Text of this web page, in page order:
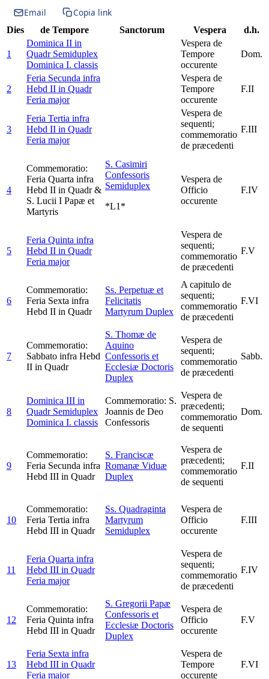
Email
Copia link
Dies de Tempore Sanctorum Vespera d.h.
1
Dominica II in
Quadr Semiduplex
Dominica I. classis
Vespera de
Tempore
occurente
Dom.
2
Feria Secunda infra
Hebd II in Quadr
Feria major
Vespera de
Tempore
occurente
F.II
3
Feria Tertia infra
Hebd II in Quadr
Feria major
Vespera de
sequenti;
commemoratio
de præcedenti
F.III
4
Commemoratio:
Feria Quarta infra
Hebd II in Quadr &
S. Lucii I Papæ et
Martyris
S. Casimiri
Confessoris
Semiduplex
*L1*
Vespera de
Officio
occurente
F.IV
5
Feria Quinta infra
Hebd II in Quadr
Feria major
Vespera de
sequenti;
commemoratio
de præcedenti
F.V
6
Commemoratio:
Feria Sexta infra
Hebd II in Quadr
Ss. Perpetuæ et
Felicitatis
Martyrum Duplex
A capitulo de
sequenti;
commemoratio
de præcedenti
F.VI
7
Commemoratio:
Sabbato infra Hebd
II in Quadr
S. Thomæ de
Aquino
Confessoris et
Ecclesiæ Doctoris
Duplex
Vespera de
sequenti;
commemoratio
de præcedenti
Sabb.
8
Dominica III in
Quadr Semiduplex
Dominica I. classis
Commemoratio: S.
Joannis de Deo
Confessoris
Vespera de
præcedenti;
commemoratio
de sequenti
Dom.
9
Commemoratio:
Feria Secunda infra
Hebd III in Quadr
S. Franciscæ
Romanæ Viduæ
Duplex
Vespera de
præcedenti;
commemoratio
de sequenti
F.II
10
Commemoratio:
Feria Tertia infra
Hebd III in Quadr
Ss. Quadraginta
Martyrum
Semiduplex
Vespera de
Officio
occurente
F.III
11
Feria Quarta infra
Hebd III in Quadr
Feria major
Vespera de
sequenti;
commemoratio
de præcedenti
F.IV
12
Commemoratio:
Feria Quinta infra
Hebd III in Quadr
S. Gregorii Papæ
Confessoris et
Ecclesiæ Doctoris
Duplex
Vespera de
Officio
occurente
F.V
13
Feria Sexta infra
Hebd III in Quadr
Feria major
Vespera de
Tempore
occurente
F.VI